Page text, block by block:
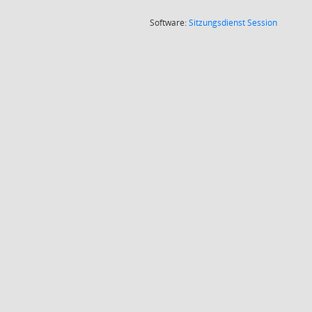
Software:SitzungsdienstSession(Wird in